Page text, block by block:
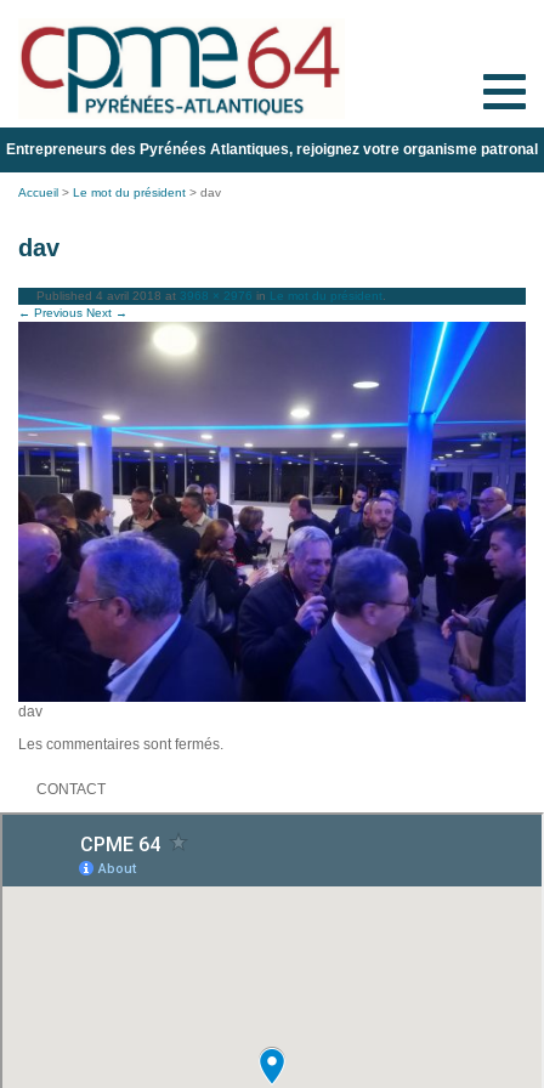
Toggle
Entrepreneurs des Pyrénées Atlantiques, rejoignez votre organisme patronal
Accueil > Le mot du président > dav
dav
Published 4 avril 2018 at 3968 × 2976 in Le mot du président
← Previous Next →
dav
Les commentaires sont fermés.
CONTACT